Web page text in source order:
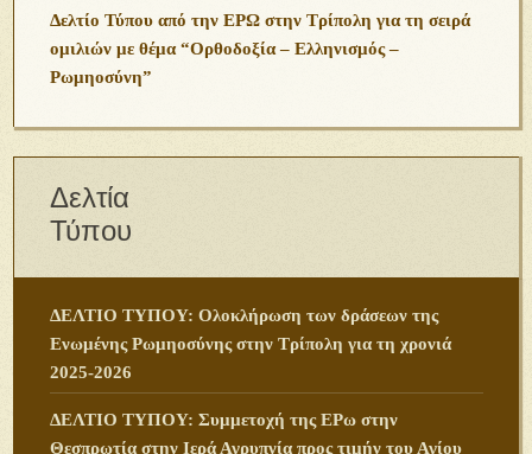
Δελτίο Τύπου από την ΕΡΩ στην Τρίπολη για τη σειρά
ομιλιών με θέμα “Ορθοδοξία – Ελληνισμός –
Ρωμηοσύνη”
Δελτία
Τύπου
ΔΕΛΤΙΟ ΤΥΠΟΥ: Ολοκλήρωση των δράσεων της
Ενωμένης Ρωμηοσύνης στην Τρίπολη για τη χρονιά
2025-2026
ΔΕΛΤΙΟ ΤΥΠΟΥ: Συμμετοχή της ΕΡω στην
Θεσπρωτία στην Ιερά Αγρυπνία προς τιμήν του Αγίου